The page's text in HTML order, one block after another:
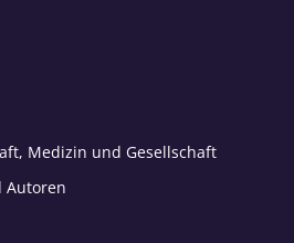
Medizin und Gesellschaft
Autoren